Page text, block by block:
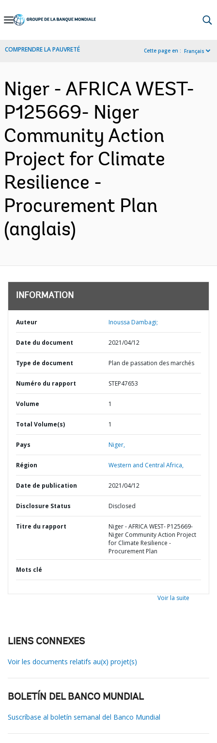
Skip
Navigation
COMPRENDRE LA PAUVRETÉ Cette page en : Français
Niger - AFRICA WEST-
P125669- Niger
Community Action
Project for Climate
Resilience -
Procurement Plan
(anglais)
INFORMATION
Auteur Inoussa Dambagi;
Date du document 2021/04/12
Type de document Plan de passation des marchés
Numéro du rapport STEP47653
Volume 1
Total Volume(s) 1
Pays Niger,
Région Western and Central Africa,
Date de publication 2021/04/12
Disclosure Status Disclosed
Titre du rapport
Niger - AFRICA WEST- P125669-
Niger Community Action Project
for Climate Resilience -
Procurement Plan
Mots clé
Voir la suite
LIENS CONNEXES
Voir les documents relatifs au(x) projet(s)
BOLETÍN DEL BANCO MUNDIAL
Suscríbase al boletín semanal del Banco Mundial